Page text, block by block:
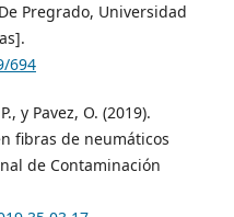
Pregrado, Universidad
694
y Pavez, O. (2019).
fibras de neumáticos
de Contaminación